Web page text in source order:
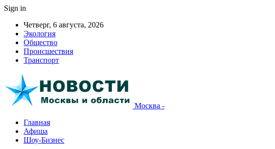
Sign in
Четверг, 6 августа, 2026
Экология
Общество
Происшествия
Транспорт
Москва -
Главная
Афиша
Шоу-Бизнес